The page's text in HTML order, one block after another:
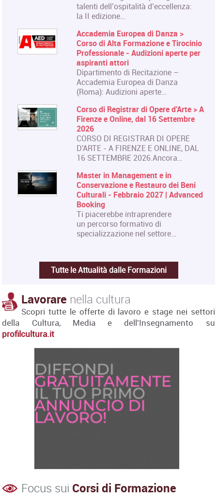
talenti dell’ospitalità d’eccellenza:
la II edizione…
Accademia Europea di Danza >
Corso di Alta Formazione e Tirocinio
Professionale - Audizioni aperte per
aspiranti attori
Dipartimento di Recitazione –
Accademia Europea di Danza
(Roma): Audizioni aperte…
Corso di Registrar di Opere d'Arte > A
Firenze e Online, dal 16 Settembre
2026
CORSO DI REGISTRAR DI OPERE
D'ARTE - A FIRENZE E ONLINE, DAL
16 SETTEMBRE 2026.Ancora…
Master in Management e in
Conservazione e Restauro dei Beni
Culturali - Febbraio 2027 | Advanced
Booking
Ti piacerebbe intraprendere
un percorso formativo di
specializzazione nel settore…
Tutte le Attualità dalle Formazioni
Lavorare nella cultura
Scopri tutte le offerte di lavoro e stage nei settori
della Cultura, Media e dell'Insegnamento su
profilcultura.it
Focus sui Corsi di Formazione